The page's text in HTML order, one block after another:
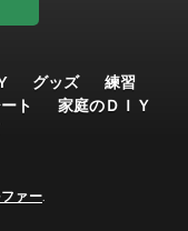
グッズ
練習
ト
家庭のＤＩＹ
ァー.